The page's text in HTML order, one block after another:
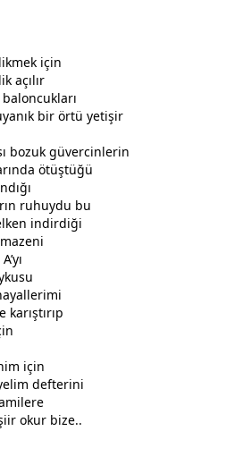
için
açılır
bir örtü yetişir
bozuk güvercinlerin
ötüştüğü
ruhuydu bu
indirdiği
su
karıştırıp
için
defterini
okur bize..